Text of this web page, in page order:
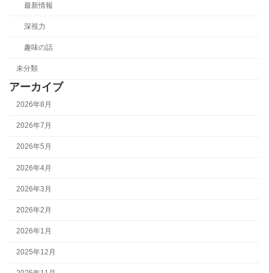
最新情報
深視力
趣味の話
未分類
アーカイブ
2026年8月
2026年7月
2026年5月
2026年4月
2026年3月
2026年2月
2026年1月
2025年12月